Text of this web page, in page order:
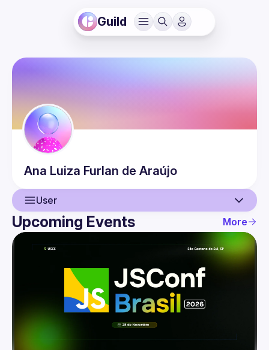
Guild
Ana Luiza Furlan de Araújo
User
User
Events
Upcoming Events More